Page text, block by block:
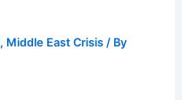
, Middle East Crisis / By